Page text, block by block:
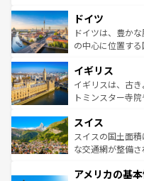
せる。地方によ
ンテンツ一覧を
で、幅広い魅力
聖堂、美しいビ
から魅了する。
いる。シャンパン
香り高いラベン
らに、パリ以外
れる地方に足を
きる
を参照してほしい
ドイツ
ドイツは、豊か
の中心に位置す
顔を持つこの国は
ルリンの文化的
してライン川沿
は、お酒好きな人には
ドイツ情報はコ
イギリス
イギリスは、古
トミンスター寺
リアごとに異な
ティー、ビール
戦など、本場だ
ンツ一覧を参照
スイス
スイスの国土面
な交通網が整備
の建物がそのま
アメリカの基